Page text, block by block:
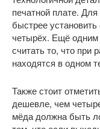
печатной плате.
быстрее
четырёх. Ещё одним
считать то, что при
находятся в одном
Также стоит
дешевле, чем
мёда должна быть